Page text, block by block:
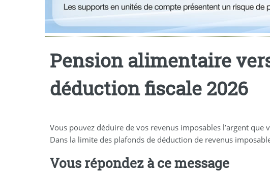
Pension alimentaire
déduction fiscale 2026
Vous pouvez déduire de vos revenus imposables l’argent
Dans la limite des plafonds de déduction de revenus
Vous répondez à ce message